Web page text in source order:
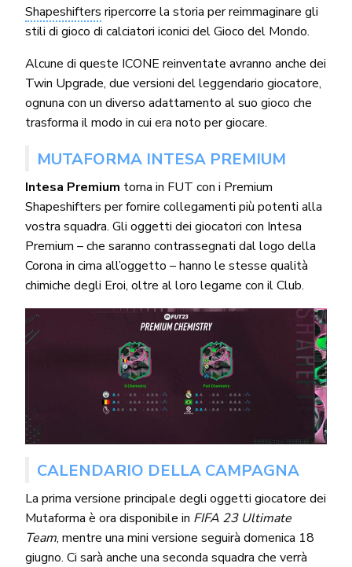
Shapeshifters ripercorre la storia per reimmaginare gli
stili di gioco di calciatori iconici del Gioco del Mondo.
Alcune di queste ICONE reinventate avranno anche dei
Twin Upgrade, due versioni del leggendario giocatore,
ognuna con un diverso adattamento al suo gioco che
trasforma il modo in cui era noto per giocare.
MUTAFORMA INTESA PREMIUM
Intesa Premium torna in FUT con i Premium
Shapeshifters per fornire collegamenti più potenti alla
vostra squadra. Gli oggetti dei giocatori con Intesa
Premium – che saranno contrassegnati dal logo della
Corona in cima all’oggetto – hanno le stesse qualità
chimiche degli Eroi, oltre al loro legame con il Club.
CALENDARIO DELLA CAMPAGNA
La prima versione principale degli oggetti giocatore dei
Mutaforma è ora disponibile in FIFA 23 Ultimate
Team, mentre una mini versione seguirà domenica 18
giugno. Ci sarà anche una seconda squadra che verrà